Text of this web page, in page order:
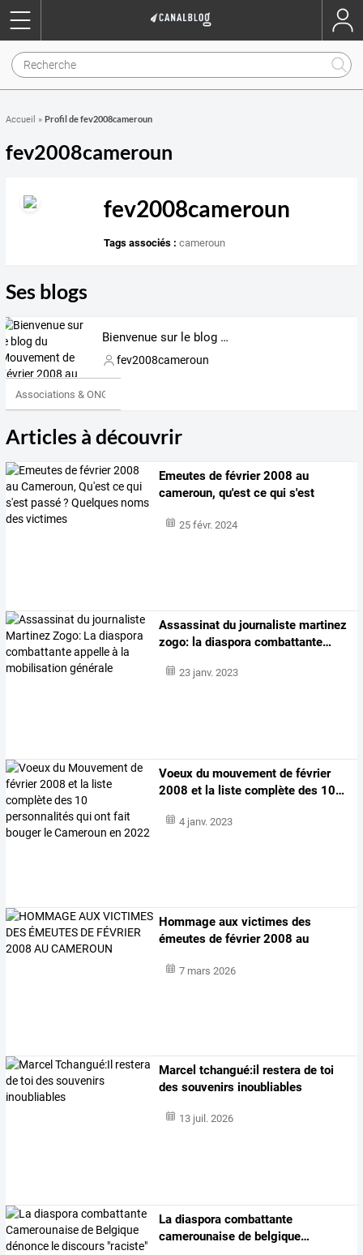
Accueil » Profil de fev2008cameroun
fev2008cameroun
fev2008cameroun
Tags associés : cameroun
Ses blogs
Bienvenue sur le blog du Mouvement de Février 2008 au Cameroun
fev2008cameroun
Associations & ONG
Articles à découvrir
Emeutes de février2008 au
cameroun, qu'est ce qui s'est
25 févr. 2024
Assassinat du journaliste martinez
zogo: la diaspora combattante…
23 janv. 2023
Voeux du mouvement de février
2008 et la liste complète des 10…
4 janv. 2023
Hommage aux victimes des
émeutes de février 2008 au
7 mars 2026
Marcel tchangué:il restera de toi
des souvenirs inoubliables
13 juil. 2026
La diaspora combattante
camerounaise de belgique…